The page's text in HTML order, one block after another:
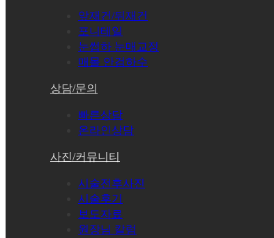
앞재건/뒤재건
포니테일
눈썹하 눈매교정
매몰 안검하수
상담/문의
빠른상담
온라인상담
사진/커뮤니티
시술전후사진
시술후기
보도자료
원장님 칼럼